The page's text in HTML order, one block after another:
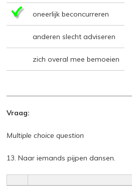
oneerlijk beconcurreren
anderen slecht adviseren
zich overal mee bemoeien
Vraag:
Multiple choice question
13. Naar iemands pijpen dansen.